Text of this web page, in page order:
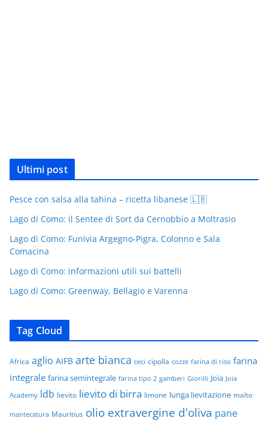
Ultimi post
Pesce con salsa alla tahina – ricetta libanese 🇱🇧
Lago di Como: il Sentee di Sort da Cernobbio a Moltrasio
Lago di Como: Funivia Argegno-Pigra, Colonno e Sala
Comacina
Lago di Como: informazioni utili sui battelli
Lago di Como: Greenway, Bellagio e Varenna
Tag Cloud
Africa aglio AIFB arte bianca ceci cipolla cozze farina di riso farina
integrale farina semintegrale farina tipo 2 gamberi Giorilli Joia Joia
Academy ldb lievito lievito di birra limone lunga lievitazione malto
mantecatura Mauritius olio extravergine d'oliva pane